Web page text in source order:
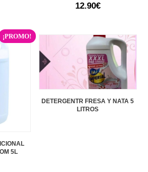
12.90€
¡PROMO!
5L
DETERGENTR FRESA Y NATA 5
LITROS